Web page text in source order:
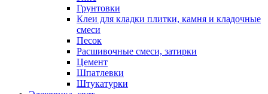
Грунтовки
Клеи для кладки плитки, камня и кладочные
смеси
Песок
Расшивочные смеси, затирки
Цемент
Шпатлевки
Штукатурки